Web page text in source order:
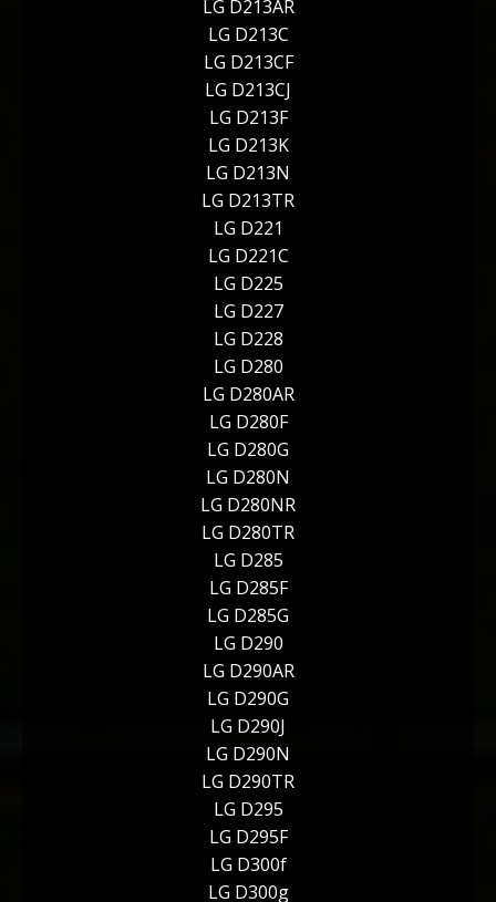
LG D213AR
LG D213C
LG D213CF
LG D213CJ
LG D213F
LG D213K
LG D213N
LG D213TR
LG D221
LG D221C
LG D225
LG D227
LG D228
LG D280
LG D280AR
LG D280F
LG D280G
LG D280N
LG D280NR
LG D280TR
LG D285
LG D285F
LG D285G
LG D290
LG D290AR
LG D290G
LG D290J
LG D290N
LG D290TR
LG D295
LG D295F
LG D300f
LG D300g